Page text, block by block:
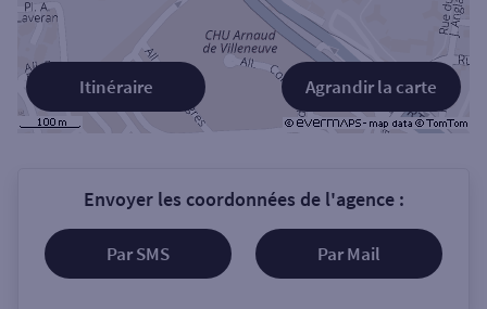
Agrandir la carte
Itinéraire
Envoyer les coordonnées de l'agence :
Par SMS Par Mail